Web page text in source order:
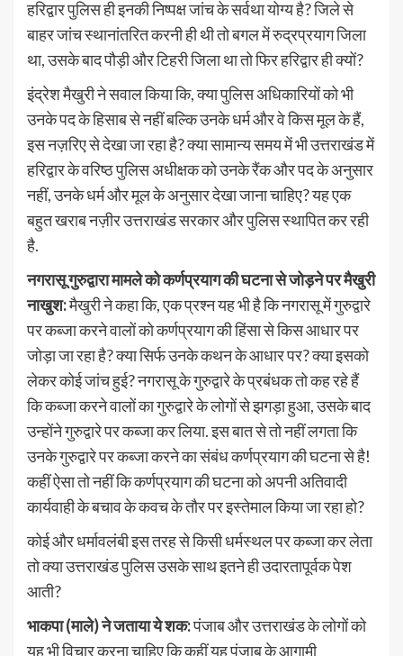
हरिद्वार पुलिस ही इनकी निष्पक्ष जांच के सर्वथा योग्य है? जिले से
बाहर जांच स्थानांतरित करनी ही थी तो बगल में रुद्रप्रयाग जिला
था, उसके बाद पौड़ी और टिहरी जिला था तो फिर हरिद्वार ही क्यों?
इंद्रेश मैखुरी ने सवाल किया कि, क्या पुलिस अधिकारियों को भी
उनके पद के हिसाब से नहीं बल्कि उनके धर्म और वे किस मूल के हैं,
इस नज़रिए से देखा जा रहा है? क्या सामान्य समय में भी उत्तराखंड में
हरिद्वार के वरिष्ठ पुलिस अधीक्षक को उनके रैंक और पद के अनुसार
नहीं, उनके धर्म और मूल के अनुसार देखा जाना चाहिए? यह एक
बहुत खराब नज़ीर उत्तराखंड सरकार और पुलिस स्थापित कर रही
है.
नगरासू गुरुद्वारा मामले को कर्णप्रयाग की घटना से जोड़ने पर मैखुरी
नाखुश:मैखुरी ने कहा कि, एक प्रश्न यह भी है कि नगरासू में गुरुद्वारे
पर कब्जा करने वालों को कर्णप्रयाग की हिंसा से किस आधार पर
जोड़ा जा रहा है? क्या सिर्फ उनके कथन के आधार पर? क्या इसको
लेकर कोई जांच हुई? नगरासू के गुरुद्वारे के प्रबंधक तो कह रहे हैं
कि कब्जा करने वालों का गुरुद्वारे के लोगों से झगड़ा हुआ, उसके बाद
उन्होंने गुरुद्वारे पर कब्जा कर लिया. इस बात से तो नहीं लगता कि
उनके गुरुद्वारे पर कब्जा करने का संबंध कर्णप्रयाग की घटना से है!
कहीं ऐसा तो नहीं कि कर्णप्रयाग की घटना को अपनी अतिवादी
कार्यवाही के बचाव के कवच के तौर पर इस्तेमाल किया जा रहा हो?
कोई और धर्मावलंबी इस तरह से किसी धर्मस्थल पर कब्जा कर लेता
तो क्या उत्तराखंड पुलिस उसके साथ इतने ही उदारतापूर्वक पेश
आती?
भाकपा (माले) ने जताया ये शक:पंजाब और उत्तराखंड के लोगों को
यह भी विचार करना चाहिए कि कहीं यह पंजाब के आगामी